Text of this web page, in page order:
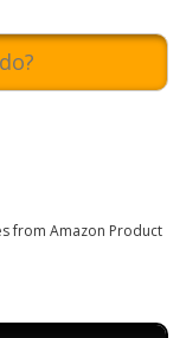
from Amazon Product